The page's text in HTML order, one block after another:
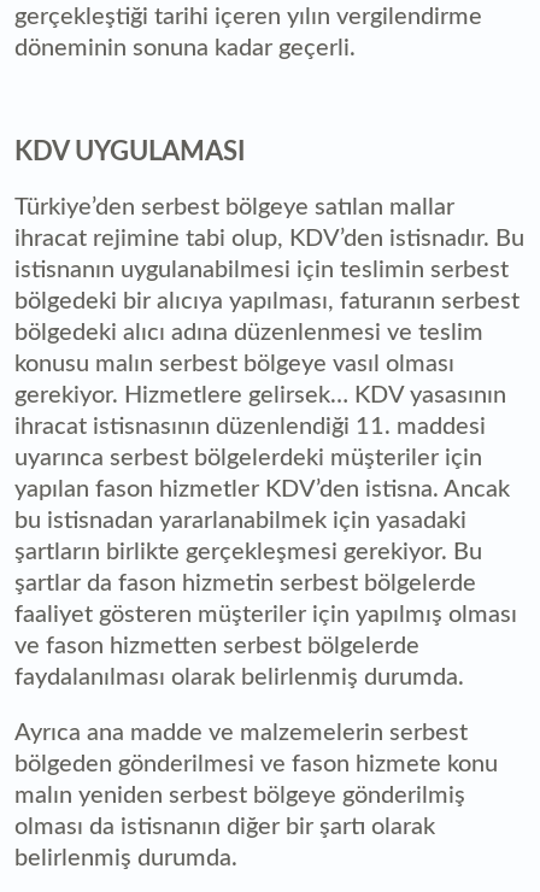
gerçekleştiği tarihi içeren yılın vergilendirme
döneminin sonuna kadar geçerli.
KDV UYGULAMASI
Türkiye’den serbest bölgeye satılan mallar
ihracat rejimine tabi olup, KDV’den istisnadır. Bu
istisnanın uygulanabilmesi için teslimin serbest
bölgedeki bir alıcıya yapılması, faturanın serbest
bölgedeki alıcı adına düzenlenmesi ve teslim
konusu malın serbest bölgeye vasıl olması
gerekiyor. Hizmetlere gelirsek… KDV yasasının
ihracat istisnasının düzenlendiği 11. maddesi
uyarınca serbest bölgelerdeki müşteriler için
yapılan fason hizmetler KDV’den istisna. Ancak
bu istisnadan yararlanabilmek için yasadaki
şartların birlikte gerçekleşmesi gerekiyor. Bu
şartlar da fason hizmetin serbest bölgelerde
faaliyet gösteren müşteriler için yapılmış olması
ve fason hizmetten serbest bölgelerde
faydalanılması olarak belirlenmiş durumda.
Ayrıca ana madde ve malzemelerin serbest
bölgeden gönderilmesi ve fason hizmete konu
malın yeniden serbest bölgeye gönderilmiş
olması da istisnanın diğer bir şartı olarak
belirlenmiş durumda.